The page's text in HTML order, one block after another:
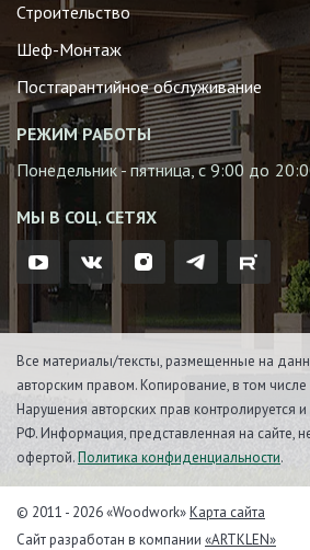
Строительство
Шеф-Монтаж
Постгарантийное обслуживание
РЕЖИМ РАБОТЫ
Понедельник - пятница, с 9:00 до
МЫ В СОЦ. СЕТЯХ
Все материалы/тексты, размещенные на
авторским правом. Копирование, в том
Нарушения авторских прав контролируется
РФ. Информация, представленная на сайте,
офертой.Политика конфиденциальности.
© 2011 - 2026 «Woodwork»Карта сайта
Сайт разработан в компании «ARTKLEN»